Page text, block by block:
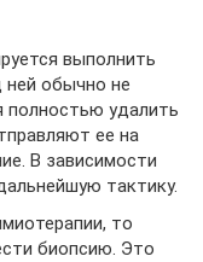
выполнить
обычно не
полностью удалить
ее на
В зависимости
тактику.
то
биопсию. Это